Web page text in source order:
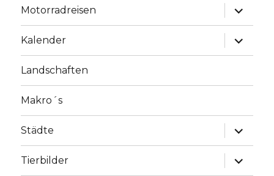
Motorradreisen
Kalender
Landschaften
Makro´s
Städte
Tierbilder